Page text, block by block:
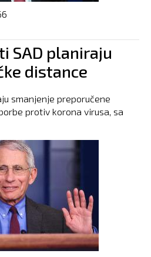
SAD planiraju
distance
smanjenje preporučene
protiv korona virusa, sa